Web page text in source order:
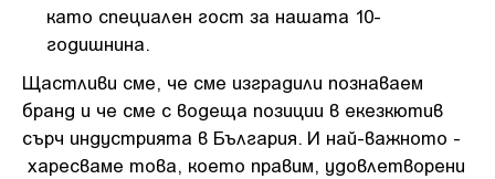
като специален гост за нашата 10-
годишнина.
Щастливи сме, че сме изградили познаваем
бранд и че сме с водеща позиции в екезкютив
сърч индустрията в България. И най-важното -
харесваме това, което правим, удовлетворени